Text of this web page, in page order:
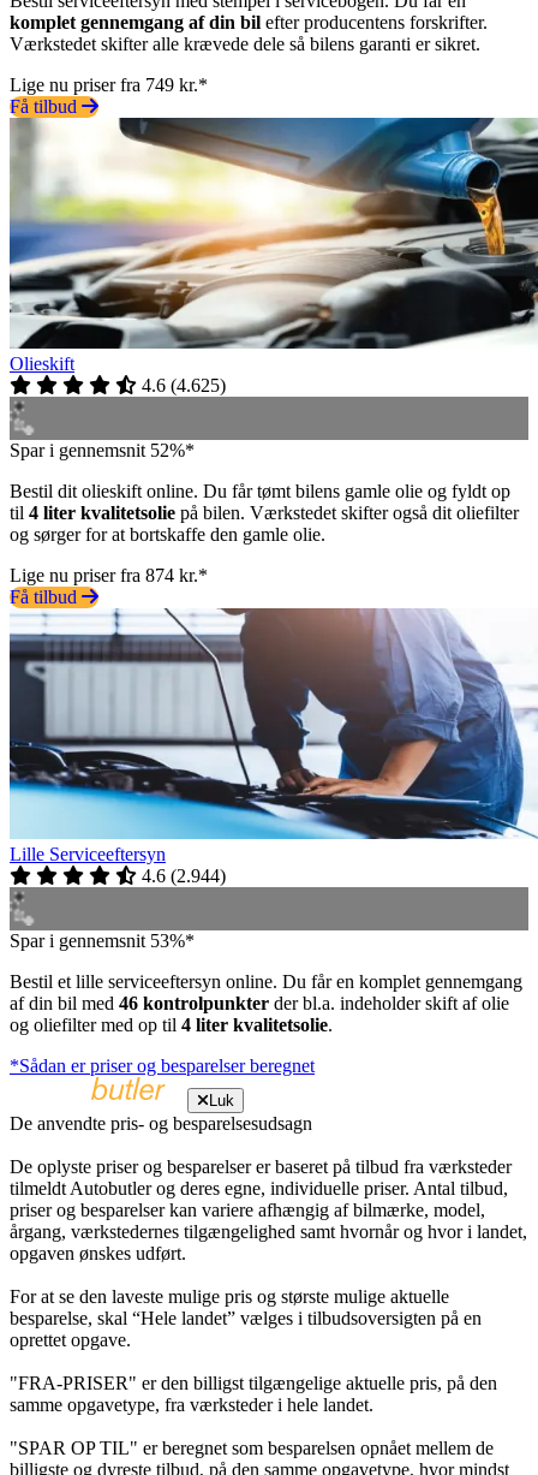
komplet gennemgang af din bil efter producentens forskrifter.
Værkstedet skifter alle krævede dele så bilens garanti er sikret.
Lige nu priser fra 749 kr.*
Få tilbud
Olieskift
4.6 (4.625)
Spar i gennemsnit 52%*
Bestil dit olieskift online. Du får tømt bilens gamle olie og fyldt op
til 4 liter kvalitetsolie på bilen. Værkstedet skifter også dit oliefilter
og sørger for at bortskaffe den gamle olie.
Lige nu priser fra 874 kr.*
Få tilbud
Lille Serviceeftersyn
4.6 (2.944)
Spar i gennemsnit 53%*
Bestil et lille serviceeftersyn online. Du får en komplet gennemgang
af din bil med 46 kontrolpunkter der bl.a. indeholder skift af olie
og oliefilter med op til 4 liter kvalitetsolie.
*Sådan er priser og besparelser beregnet
Luk
De anvendte pris- og besparelsesudsagn
De oplyste priser og besparelser er baseret på tilbud fra værksteder
tilmeldt Autobutler og deres egne, individuelle priser. Antal tilbud,
priser og besparelser kan variere afhængig af bilmærke, model,
årgang, værkstedernes tilgængelighed samt hvornår og hvor i landet,
opgaven ønskes udført.
For at se den laveste mulige pris og største mulige aktuelle
besparelse, skal “Hele landet” vælges i tilbudsoversigten på en
oprettet opgave.
"FRA-PRISER" er den billigst tilgængelige aktuelle pris, på den
samme opgavetype, fra værksteder i hele landet.
"SPAR OP TIL" er beregnet som besparelsen opnået mellem de
billigste og dyreste tilbud, på den samme opgavetype, hvor mindst